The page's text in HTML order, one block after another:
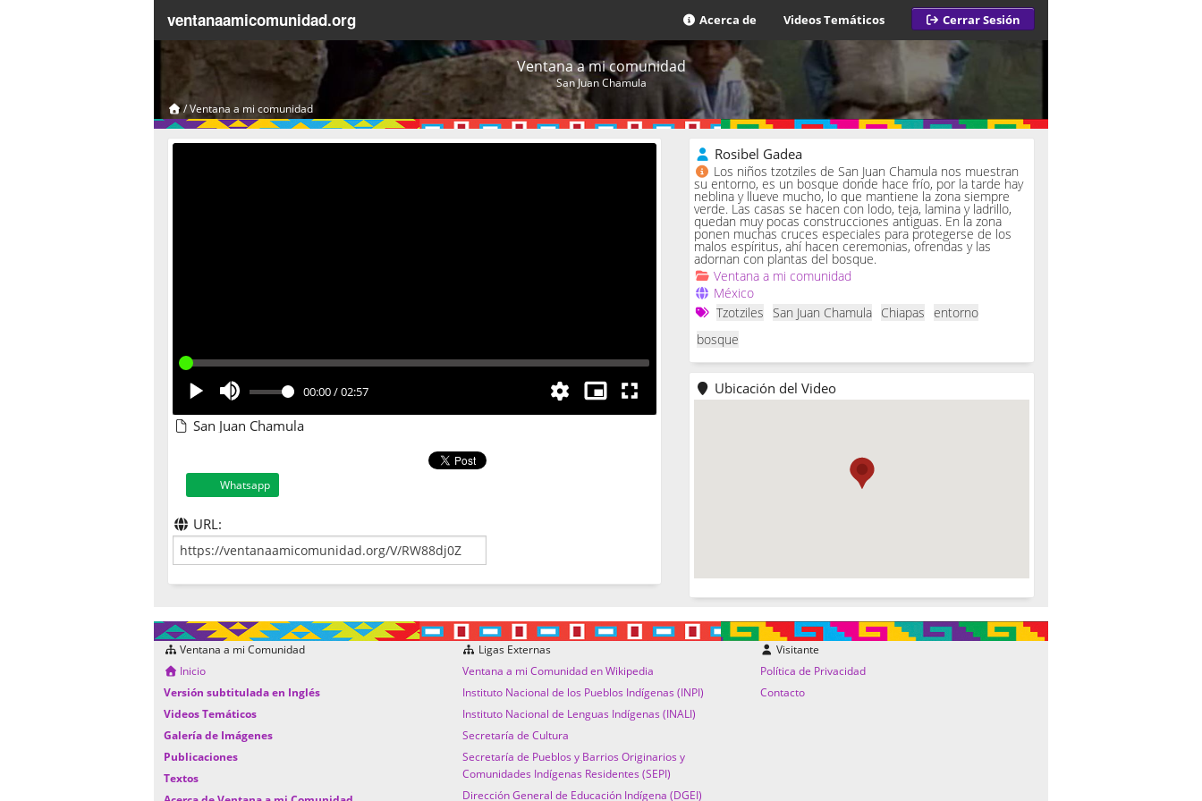
ventanaamicomunidad.org Acerca de Videos Temáticos Cerrar Sesión
Ventana a mi comunidad
San Juan Chamula
/Ventana a mi comunidad
00:00/02:57
San Juan Chamula
Whatsapp
URL:
Rosibel Gadea
Los niños tzotziles de San Juan Chamula nos muestran
su entorno, es un bosque donde hace frío, por la tarde hay
neblina y llueve mucho, lo que mantiene la zona siempre
verde. Las casas se hacen con lodo, teja, lamina y ladrillo,
quedan muy pocas construcciones antiguas. En la zona
ponen muchas cruces especiales para protegerse de los
malos espíritus, ahí hacen ceremonias, ofrendas y las
adornan con plantas del bosque.
Ventana a mi comunidad
México
Tzotziles San Juan Chamula Chiapas entorno
bosque
Ubicación del Video
Ventana a mi Comunidad
Inicio
Versión subtitulada en Inglés
Videos Temáticos
Galería de Imágenes
Publicaciones
Textos
Ligas Externas
Ventana a mi Comunidad en Wikipedia
Instituto Nacional de los Pueblos Indígenas (INPI)
Instituto Nacional de Lenguas Indígenas (INALI)
Secretaría de Cultura
Secretaría de Pueblos y Barrios Originarios y
Comunidades Indígenas Residentes (SEPI)
Dirección General de Educación Indígena (DGEI)
Visitante
Política de Privacidad
Contacto